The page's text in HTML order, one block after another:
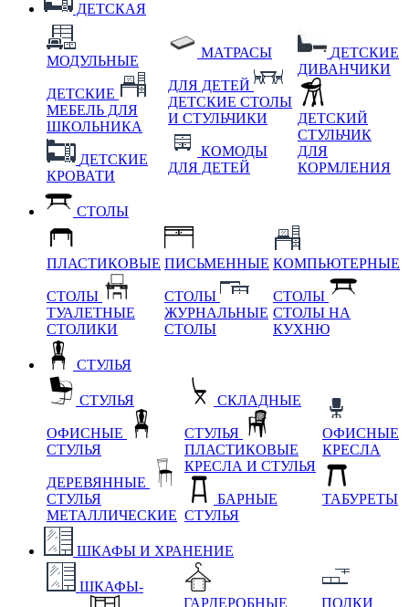
ДЕТСКАЯ
МОДУЛЬНЫЕ
ДЕТСКИЕ
МЕБЕЛЬ ДЛЯ
ШКОЛЬНИКА
ДЕТСКИЕ
КРОВАТИ
МАТРАСЫ
ДЛЯ ДЕТЕЙ
ДЕТСКИЕ СТОЛЫ
И СТУЛЬЧИКИ
КОМОДЫ
ДЛЯ ДЕТЕЙ
ДЕТСКИЕ
ДИВАНЧИКИ
ДЕТСКИЙ
СТУЛЬЧИК
ДЛЯ
КОРМЛЕНИЯ
СТОЛЫ
ПЛАСТИКОВЫЕ
СТОЛЫ
ТУАЛЕТНЫЕ
СТОЛИКИ
ПИСЬМЕННЫЕ
СТОЛЫ
ЖУРНАЛЬНЫЕ
СТОЛЫ
КОМПЬЮТЕРНЫЕ
СТОЛЫ
СТОЛЫ НА
КУХНЮ
СТУЛЬЯ
СТУЛЬЯ
ОФИСНЫЕ
СТУЛЬЯ
ДЕРЕВЯННЫЕ
СТУЛЬЯ
МЕТАЛЛИЧЕСКИЕ
СКЛАДНЫЕ
СТУЛЬЯ
ПЛАСТИКОВЫЕ
КРЕСЛА И СТУЛЬЯ
БАРНЫЕ
СТУЛЬЯ
ОФИСНЫЕ
КРЕСЛА
ТАБУРЕТЫ
ШКАФЫ И ХРАНЕНИЕ
ШКАФЫ-
ГАРДЕРОБНЫЕ
ПОЛКИ